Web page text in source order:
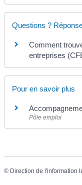
Questions ?
Comment
entreprises
Pour en savoir plus
Pôle emploi
© Direction de l'information